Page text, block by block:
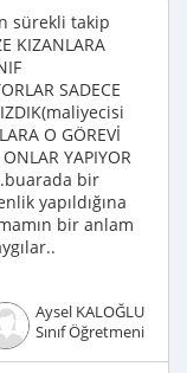
sürekli takip
KIZANLARA
SADECE
O GÖREVİ
YAPIYOR
bir
yapıldığına
bir anlam
Aysel KALOĞLU
Sınıf Öğretmeni